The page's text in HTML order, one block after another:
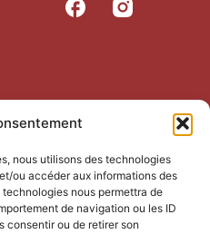
nous utilisons des technologies
ou accéder aux informations des
nous permettra de
de navigation ou les ID
consentir ou de retirer son